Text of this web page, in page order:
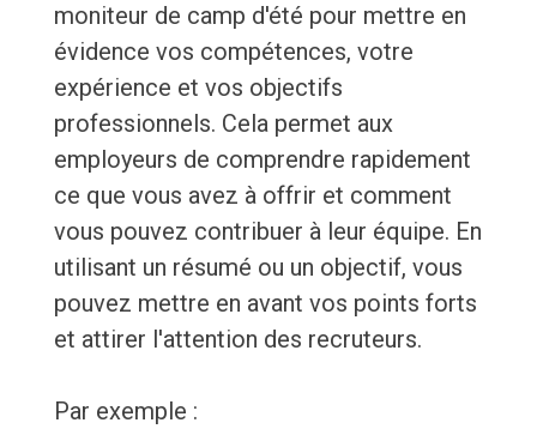
moniteur de camp d'été pour mettre en
évidence vos compétences, votre
expérience et vos objectifs
professionnels. Cela permet aux
employeurs de comprendre rapidement
ce que vous avez à offrir et comment
vous pouvez contribuer à leur équipe. En
utilisant un résumé ou un objectif, vous
pouvez mettre en avant vos points forts
et attirer l'attention des recruteurs.
Par exemple :